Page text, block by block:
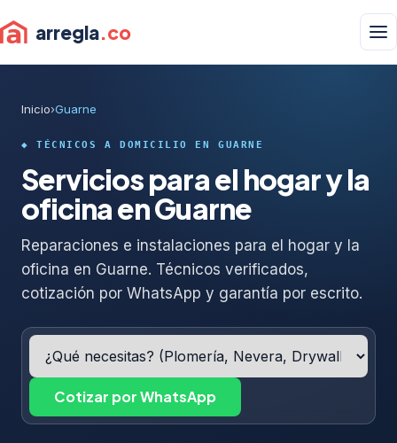
arregla.co
Inicio›Guarne
◆ TÉCNICOS A DOMICILIO EN GUARNE
Servicios para el hogar y la
oficina en Guarne
Reparaciones e instalaciones para el hogar y la
oficina en Guarne. Técnicos verificados,
cotización por WhatsApp y garantía por escrito.
Cotizar por WhatsApp